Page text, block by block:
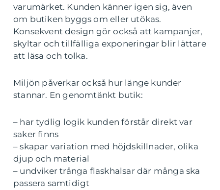
varumärket. Kunden känner igen sig, även
om butiken byggs om eller utökas.
Konsekvent design gör också att kampanjer,
skyltar och tillfälliga exponeringar blir lättare
att läsa och tolka.
Miljön påverkar också hur länge kunder
stannar. En genomtänkt butik:
– har tydlig logik kunden förstår direkt var
saker finns
– skapar variation med höjdskillnader, olika
djup och material
– undviker trånga flaskhalsar där många ska
passera samtidigt